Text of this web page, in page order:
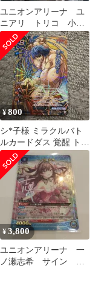
ユニオンアリーナ ユ
ニアリ トリコ 小
松 SR パラレル
¥800
シ*子様 ミラクルバト
ルカードダス 覚醒 トリ
コ
¥3,800
ユニオンアリーナ 一
ノ瀬志希 サイン パ